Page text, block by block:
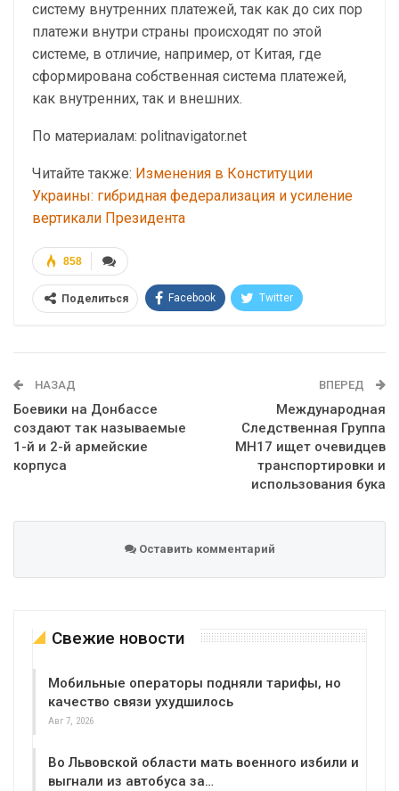
систему внутренних платежей, так как до сих пор
платежи внутри страны происходят по этой
системе, в отличие, например, от Китая, где
сформирована собственная система платежей,
как внутренних, так и внешних.
По материалам: politnavigator.net
Читайте также: Изменения в Конституции
Украины: гибридная федерализация и усиление
вертикали Президента
858
Поделиться Facebook Twitter
НАЗАД
Боевики на Донбассе
создают так называемые
1-й и 2-й армейские
корпуса
ВПЕРЕД
Международная
Следственная Группа
MH17 ищет очевидцев
транспортировки и
использования бука
Оставить комментарий
Свежие новости
Мобильные операторы подняли тарифы, но
качество связи ухудшилось
Авг 7, 2026
Во Львовской области мать военного избили и
выгнали из автобуса за…